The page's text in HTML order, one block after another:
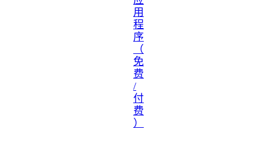
用
程
序
（
免
费
/
付
费
）